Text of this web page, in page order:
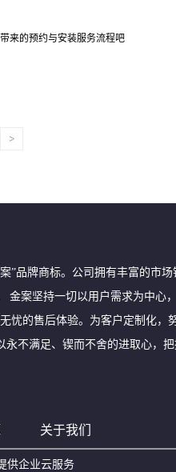
封式地漏的内芯均为可拆卸设计，十分
除原地漏的箅子及扣碗，露出下水管;2
业的改变、金案对于自身产品的要求、金
带来行业的竞争，并且能够给客户带来不
满意。李先超生生的致辞展现出对金案品
凯龙金案专卖店的盛大开业的好日子。从
来的预约与安装服务流程吧
”品牌商标。公司拥有丰富的市
金案坚持一切以用户需求为中心
忧的售后体验。为客户定制化，
不满足、锲而不舍的进取心，
关于我们
供企业云服务